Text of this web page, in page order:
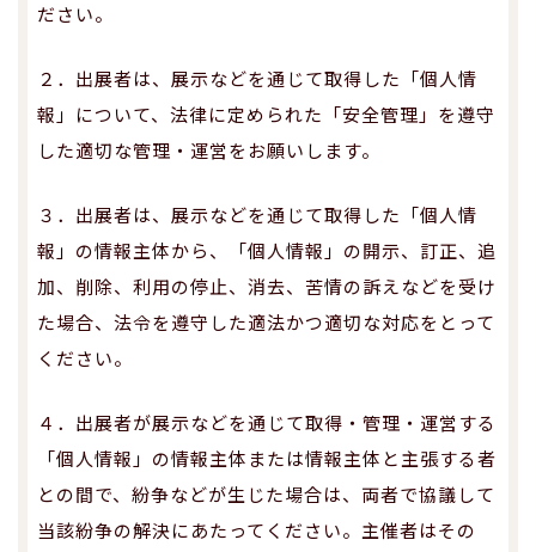
ださい。
２．出展者は、展示などを通じて取得した「個人情
報」について、法律に定められた「安全管理」を遵守
した適切な管理・運営をお願いします。
３．出展者は、展示などを通じて取得した「個人情
報」の情報主体から、「個人情報」の開示、訂正、追
加、削除、利用の停止、消去、苦情の訴えなどを受け
た場合、法令を遵守した適法かつ適切な対応をとって
ください。
４．出展者が展示などを通じて取得・管理・運営する
「個人情報」の情報主体または情報主体と主張する者
との間で、紛争などが生じた場合は、両者で協議して
当該紛争の解決にあたってください。主催者はその